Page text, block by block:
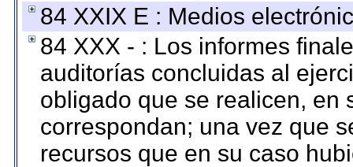
84 XXIX E : Medios
84 XXX - : Los informes
auditorías concluidas al
obligado que se realicen, en
correspondan; una vez que
recursos que en su caso